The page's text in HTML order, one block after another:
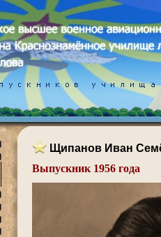
Щипанов Иван
Выпускник 1956 года